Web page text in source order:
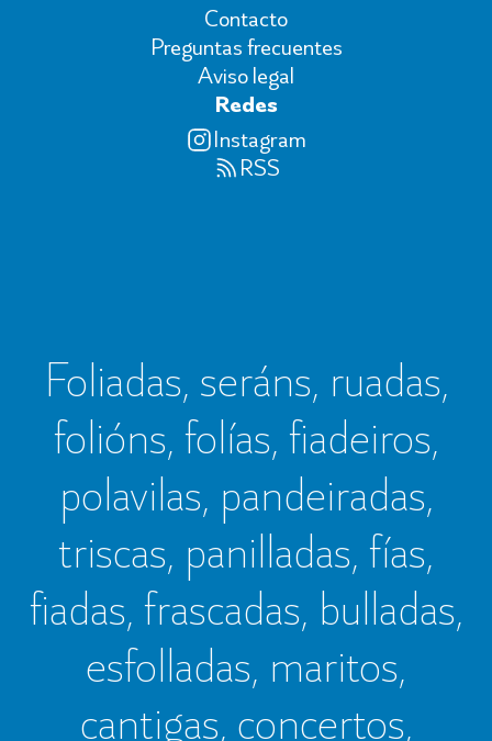
Contacto
Preguntas frecuentes
Aviso legal
Redes
Instagram
RSS
Foliadas, seráns, ruadas,
folións, folías, fiadeiros,
polavilas, pandeiradas,
triscas, panilladas, fías,
fiadas, frascadas, bulladas,
esfolladas, maritos,
cantigas, concertos,